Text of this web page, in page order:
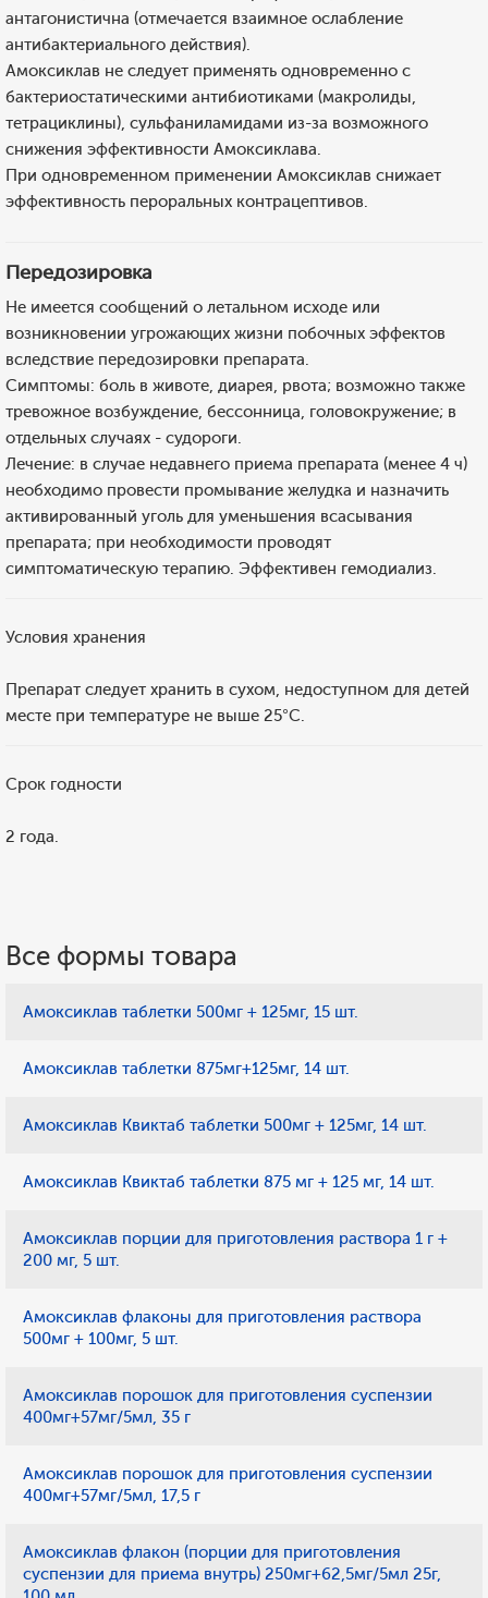
антагонистична (отмечается взаимное ослабление
антибактериального действия).
Амоксиклав не следует применять одновременно с
бактериостатическими антибиотиками (макролиды,
тетрациклины), сульфаниламидами из-за возможного
снижения эффективности Амоксиклава.
При одновременном применении Амоксиклав снижает
эффективность пероральных контрацептивов.
Передозировка
Не имеется сообщений о летальном исходе или
возникновении угрожающих жизни побочных эффектов
вследствие передозировки препарата.
Симптомы: боль в животе, диарея, рвота; возможно также
тревожное возбуждение, бессонница, головокружение; в
отдельных случаях - судороги.
Лечение: в случае недавнего приема препарата (менее 4 ч)
необходимо провести промывание желудка и назначить
активированный уголь для уменьшения всасывания
препарата; при необходимости проводят
симптоматическую терапию. Эффективен гемодиализ.
Условия хранения
Препарат следует хранить в сухом, недоступном для детей
месте при температуре не выше 25°C.
Срок годности
2 года.
Все формы товара
Амоксиклав таблетки 500мг + 125мг, 15 шт.
Амоксиклав таблетки 875мг+125мг, 14 шт.
Амоксиклав Квиктаб таблетки 500мг + 125мг, 14 шт.
Амоксиклав Квиктаб таблетки 875 мг + 125 мг, 14 шт.
Амоксиклав порции для приготовления раствора 1 г +
200 мг, 5 шт.
Амоксиклав флаконы для приготовления раствора
500мг + 100мг, 5 шт.
Амоксиклав порошок для приготовления суспензии
400мг+57мг/5мл, 35 г
Амоксиклав порошок для приготовления суспензии
400мг+57мг/5мл, 17,5 г
Амоксиклав флакон (порции для приготовления
суспензии для приема внутрь) 250мг+62,5мг/5мл 25г,